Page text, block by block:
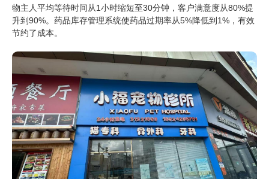
物主人平均等待时间从1小时缩短至30分钟，客户满意度从80%提
升到90%。药品库存管理系统使药品过期率从5%降低到1%，有效
节约了成本。